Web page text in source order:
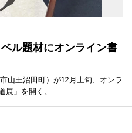
ル題材にオンライン書
山王沼田町）が12月上旬、オンラ
展」を開く。